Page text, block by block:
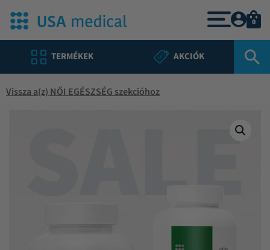
TERMÉKEK AKCIÓK
0
Vissza a(z) NŐI EGÉSZSÉG szekcióhoz